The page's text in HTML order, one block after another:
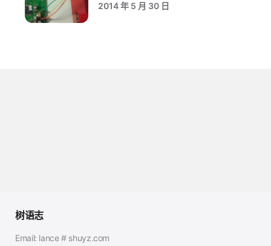
2014 年 5 月 30 日
树语志
Email: lance # shuyz.com